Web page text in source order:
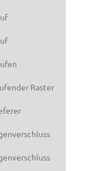
Raster